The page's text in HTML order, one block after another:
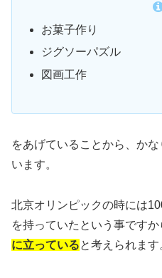
お菓子作り
ジグソーパズル
図画工作
をあげていることから、か
います。
北京オリンピックの時には
を持っていたという事ですか
に立っていると考えられます